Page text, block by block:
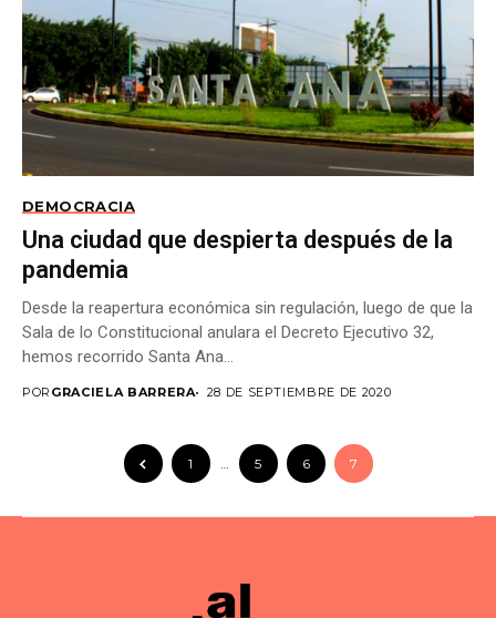
DEMOCRACIA
Una ciudad que despierta después de la
pandemia
Desde la reapertura económica sin regulación, luego de que la
Sala de lo Constitucional anulara el Decreto Ejecutivo 32,
hemos recorrido Santa Ana...
POR GRACIELA BARRERA 28 DE SEPTIEMBRE DE 2020
1 … 5 6 7